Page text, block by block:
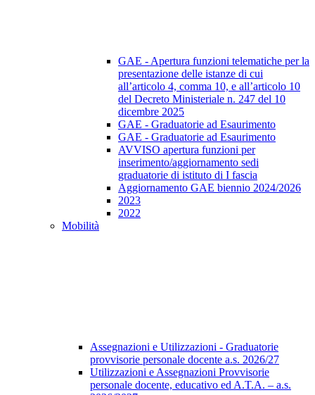
GAE - Apertura funzioni telematiche per la
presentazione delle istanze di cui
all’articolo 4, comma 10, e all’articolo 10
del Decreto Ministeriale n. 247 del 10
dicembre 2025
GAE - Graduatorie ad Esaurimento
GAE - Graduatorie ad Esaurimento
AVVISO apertura funzioni per
inserimento/aggiornamento sedi
graduatorie di istituto di I fascia
Aggiornamento GAE biennio 2024/2026
2023
2022
Mobilità
Assegnazioni e Utilizzazioni - Graduatorie
provvisorie personale docente a.s. 2026/27
Utilizzazioni e Assegnazioni Provvisorie
personale docente, educativo ed A.T.A. – a.s.